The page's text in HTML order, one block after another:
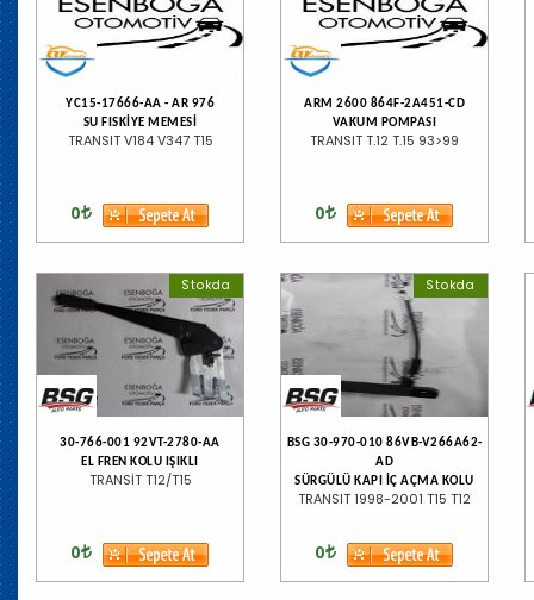
YC15-17666-AA - AR 976
SU FISKİYE MEMESİ
TRANSIT V184 V347 T15
0
ARM 2600 864F-2A451-CD
VAKUM POMPASI
TRANSIT T.12 T.15 93>99
0
Stokda
30-766-001 92VT-2780-AA
EL FREN KOLU IŞIKLI
TRANSİT T12/T15
0
Stokda
BSG 30-970-010 86VB-V266A62-
AD
SÜRGÜLÜ KAPI İÇ AÇMA KOLU
TRANSIT 1998-2001 T15 T12
0